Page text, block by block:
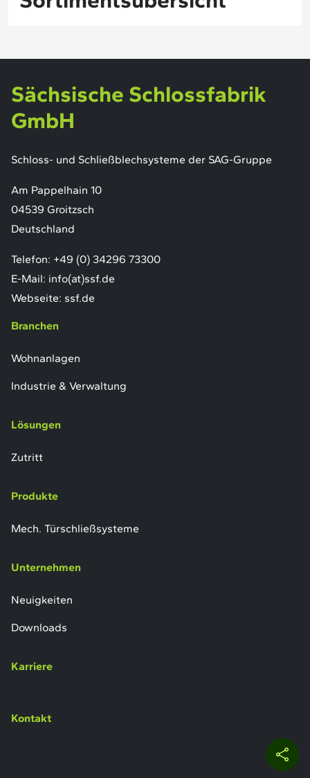
Sächsische Schlossfabrik
GmbH
Schloss- und Schließblechsysteme der SAG-Gruppe
Am Pappelhain 10
04539 Groitzsch
Deutschland
Telefon: +49 (0) 34296 73300
E-Mail: info(at)ssf.de
Webseite: ssf.de
Branchen
Wohnanlagen
Industrie & Verwaltung
Lösungen
Zutritt
Produkte
Mech. Türschließsysteme
Unternehmen
Neuigkeiten
Downloads
Karriere
Kontakt